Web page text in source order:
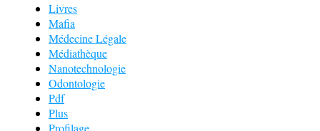
Livres
Mafia
Médecine Légale
Médiathèque
Nanotechnologie
Odontologie
Pdf
Plus